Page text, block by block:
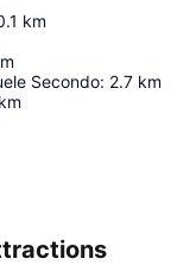
km
Secondo: 2.7 km
km